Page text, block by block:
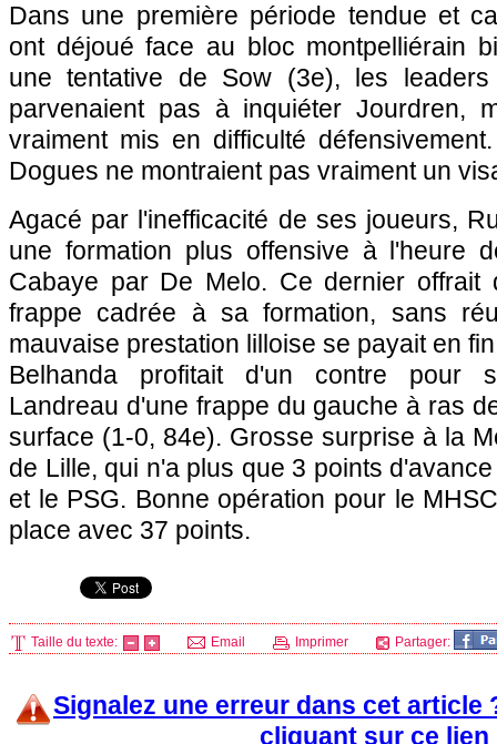
Dans une première période tendue et
ont déjoué face au bloc montpelliérain
une tentative de Sow (3e), les
parvenaient pas à inquiéter Jourdren,
vraiment mis en difficulté
Dogues ne montraient pas vraiment un
Agacé par l'inefficacité de ses joueurs,
une formation plus offensive à l'heure
Cabaye par De Melo. Ce dernier offrait
frappe cadrée à sa formation, sans
mauvaise prestation lilloise se payait en
Belhanda profitait d'un contre pour
Landreau d'une frappe du gauche à ras
surface (1-0, 84e). Grosse surprise à la
de Lille, qui n'a plus que 3 points
et le PSG. Bonne opération pour le
place avec 37 points.
Taille du texte: Email Imprimer Partager:
Signalez une erreur dans cet article
cliquant sur ce lien